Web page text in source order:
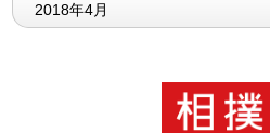
2018年4月